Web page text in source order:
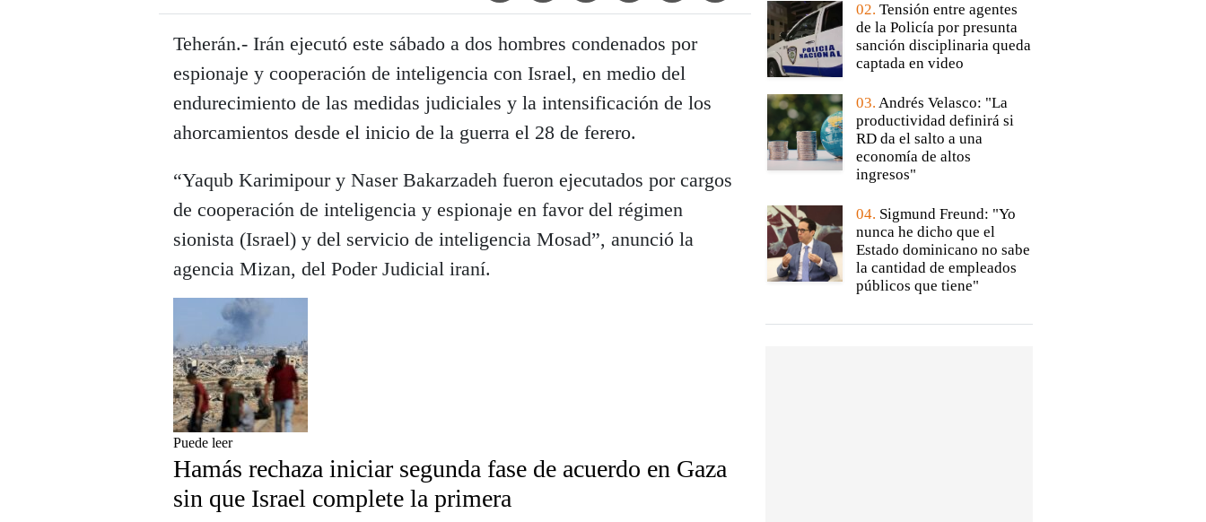
Teherán.- Irán ejecutó este sábado a dos hombres condenados por
espionaje y cooperación de inteligencia con Israel, en medio del
endurecimiento de las medidas judiciales y la intensificación de los
ahorcamientos desde el inicio de la guerra el 28 de ferero.
“Yaqub Karimipour y Naser Bakarzadeh fueron ejecutados por cargos
de cooperación de inteligencia y espionaje en favor del régimen
sionista (Israel) y del servicio de inteligencia Mosad”, anunció la
agencia Mizan, del Poder Judicial iraní.
Puede leer
Hamás rechaza iniciar segunda fase de acuerdo en Gaza
sin que Israel complete la primera
02. Tensión entre agentes
de la Policía por presunta
sanción disciplinaria queda
captada en video
03. Andrés Velasco: "La
productividad definirá si
RD da el salto a una
economía de altos
ingresos"
04. Sigmund Freund: "Yo
nunca he dicho que el
Estado dominicano no sabe
la cantidad de empleados
públicos que tiene"